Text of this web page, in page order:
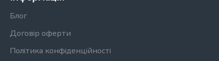
Блог
Договір оферти
Політика конфіденційності